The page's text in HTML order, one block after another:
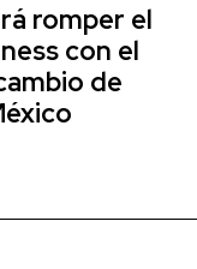
romper el
con el
de